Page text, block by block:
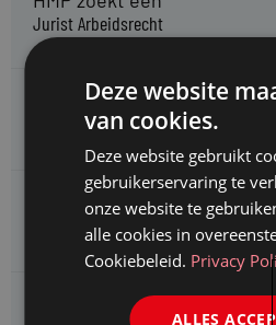
Jurist Arbeidsrecht
Gemeente Meppel zoekt
Juridisch Adviseur
CAOP zoekt een
Juridisch adviseur (junior)
Kifid zoekt een
Deze website
van cookies.
Deze website gebruikt
gebruikerservaring te
onze website te
alle cookies in
Cookiebeleid. Privacy
ALLES